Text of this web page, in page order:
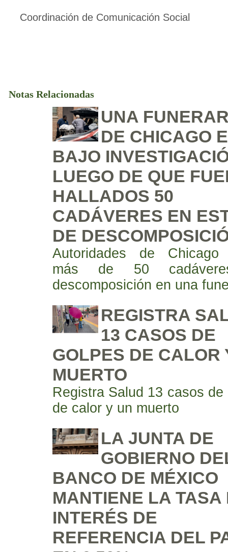
Coordinación de Comunicación Social
Notas Relacionadas
UNA
DE CHICAGO
BAJO
LUEGO DE QUE
HALLADOS 50
CADÁVERES EN
DE
Autoridades de Chicago
más de 50
descomposición en una
REGISTRA
13 CASOS DE
GOLPES DE CALOR
MUERTO
Registra Salud 13 casos de
de calor y un muerto
LA JUNTA DE
GOBIERNO
BANCO DE MÉXICO
MANTIENE LA TASA
INTERÉS DE
REFERENCIA DEL